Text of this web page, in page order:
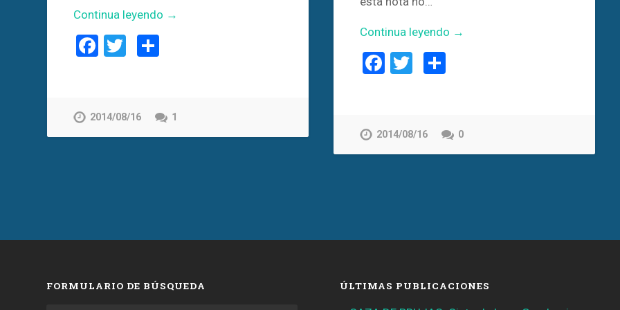
Continua leyendo →
Facebook
Twitter
2014/08/16 0
Continua leyendo →
Facebook
Twitter
2014/08/16 1
FORMULARIO DE BÚSQUEDA ÚLTIMAS PUBLICACIONES